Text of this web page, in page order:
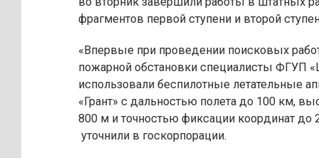
фрагментов первой ступени и второй
«Впервые при проведении поисковых
пожарной обстановки специалисты ФГУП
использовали беспилотные летательные
«Грант» с дальностью полета до 100 км,
800 м и точностью фиксации координат до
уточнили в госкорпорации.